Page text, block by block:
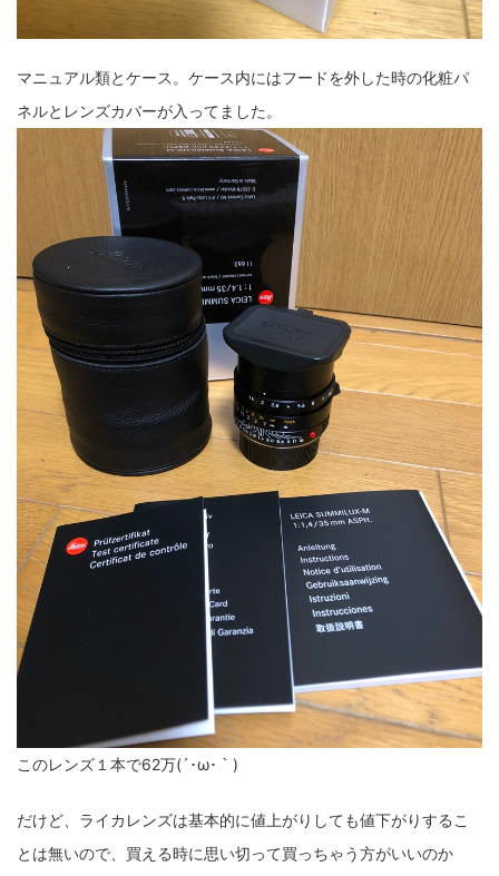
マニュアル類とケース。ケース内にはフードを外した時の化粧パ
ネルとレンズカバーが入ってました。
このレンズ１本で62万(´･ω･｀)
だけど、ライカレンズは基本的に値上がりしても値下がりするこ
とは無いので、買える時に思い切って買っちゃう方がいいのか